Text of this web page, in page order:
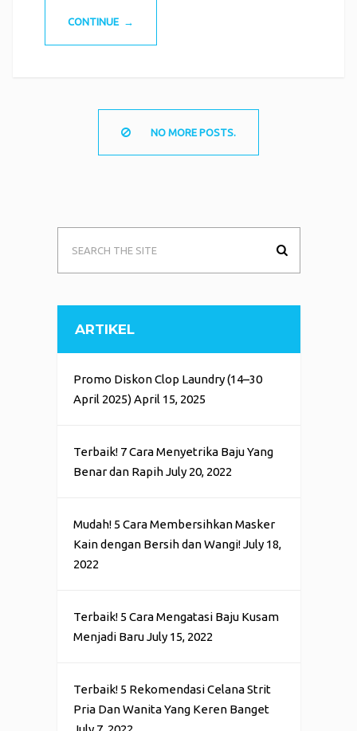
CONTINUE →
NO MORE POSTS.
ARTIKEL
Promo Diskon Clop Laundry (14–30
April 2025) April 15, 2025
Terbaik! 7 Cara Menyetrika Baju Yang
Benar dan Rapih July 20, 2022
Mudah! 5 Cara Membersihkan Masker
Kain dengan Bersih dan Wangi! July 18,
2022
Terbaik! 5 Cara Mengatasi Baju Kusam
Menjadi Baru July 15, 2022
Terbaik! 5 Rekomendasi Celana Strit
Pria Dan Wanita Yang Keren Banget